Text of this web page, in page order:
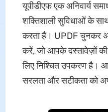
यूपीडीएफ एक अनिवार्य
शक्तिशाली सुविधाओं के
करता है। UPDF चुनकर
करें, जो आपके दस्तावेज़ों
लिए निश्चित उपकरण है।
सरलता और सटीकता को